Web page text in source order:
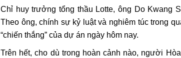
Chỉ huy trưởng tổng thầu Lotte, ông Do
Theo ông, chính sự kỷ luật và nghiêm túc trong
“chiến thắng” của dự án ngày hôm nay.
Trên hết, cho dù trong hoàn cảnh nào, người